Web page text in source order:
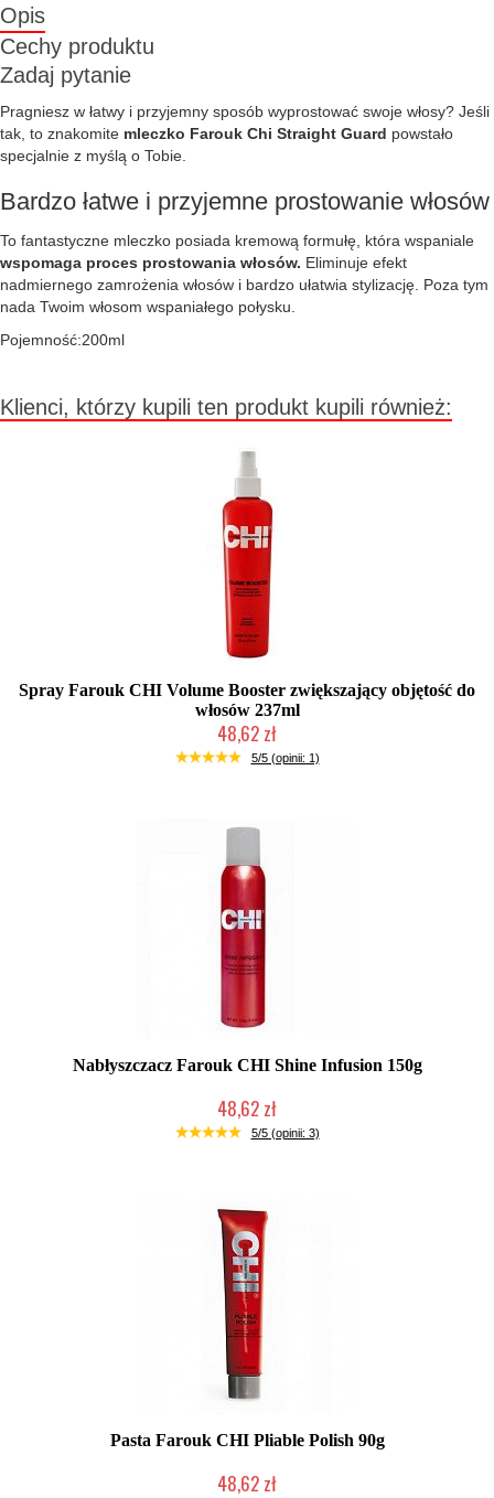
Opis
Cechy produktu
Zadaj pytanie
Pragniesz w łatwy i przyjemny sposób wyprostować swoje włosy? Jeśli
tak, to znakomite mleczko Farouk Chi Straight Guard powstało
specjalnie z myślą o Tobie.
Bardzo łatwe i przyjemne prostowanie włosów
To fantastyczne mleczko posiada kremową formułę, która wspaniale
wspomaga proces prostowania włosów. Eliminuje efekt
nadmiernego zamrożenia włosów i bardzo ułatwia stylizację. Poza tym
nada Twoim włosom wspaniałego połysku.
Pojemność:200ml
Klienci, którzy kupili ten produkt kupili również:
Spray Farouk CHI Volume Booster zwiększający objętość do
włosów 237ml
48,62 zł
Duża ilość (wysyłka w 24h)
5/5 (opinii: 1)
Nabłyszczacz Farouk CHI Shine Infusion 150g
48,62 zł
2-5 dni roboczych
5/5 (opinii: 3)
Pasta Farouk CHI Pliable Polish 90g
48,62 zł